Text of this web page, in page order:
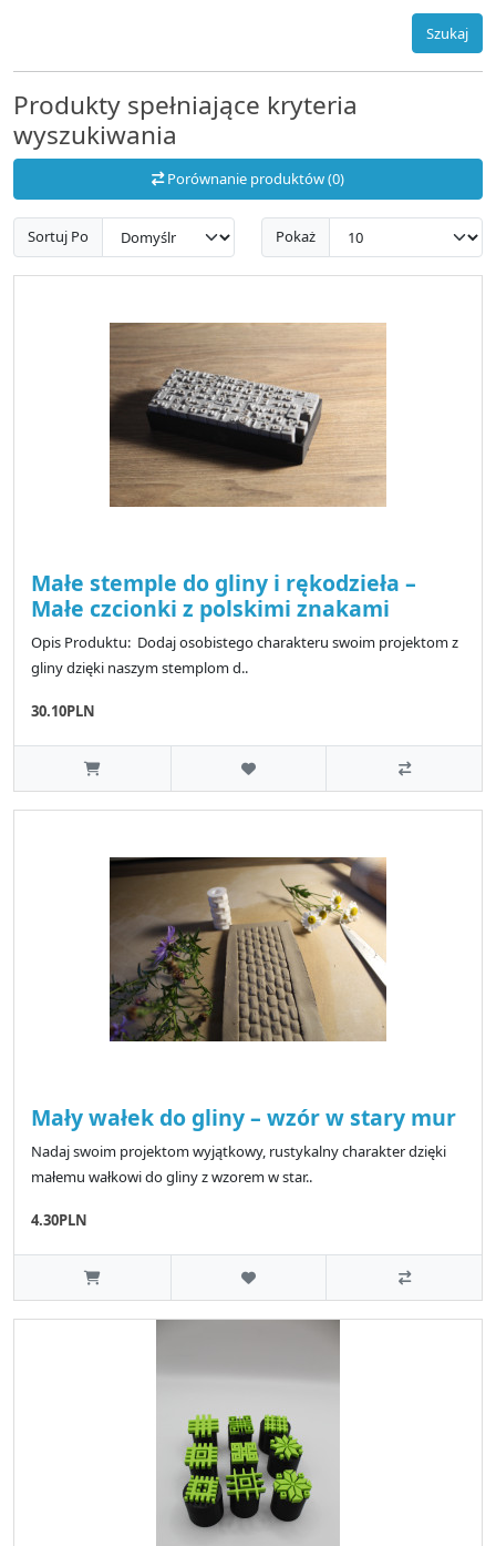
Szukaj
Produkty spełniające kryteria
wyszukiwania
Porównanie produktów (0)
Sortuj Po Pokaż
Małe stemple do gliny i rękodzieła –
Małe czcionki z polskimi znakami
Opis Produktu: Dodaj osobistego charakteru swoim projektom z
gliny dzięki naszym stemplom d..
30.10PLN
Mały wałek do gliny – wzór w stary mur
Nadaj swoim projektom wyjątkowy, rustykalny charakter dzięki
małemu wałkowi do gliny z wzorem w star..
4.30PLN